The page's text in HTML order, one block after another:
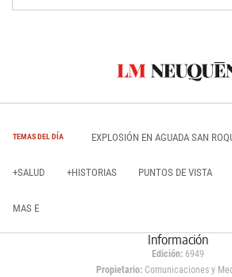
TEMAS DEL DÍA EXPLOSIÓN EN AGUADA SAN
+SALUD +HISTORIAS PUNTOS DE VISTA
MAS E
Información
Edición: 6949
Propietario:Comunicaciones y